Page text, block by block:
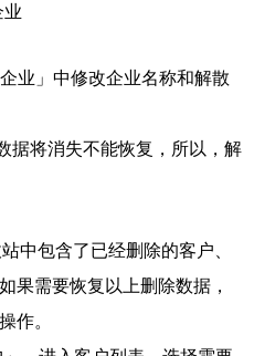
业
业」中修改企业名称和解散
据将消失不能恢复，所以，解
中包含了已经删除的客户、
果需要恢复以上删除数据，
作。